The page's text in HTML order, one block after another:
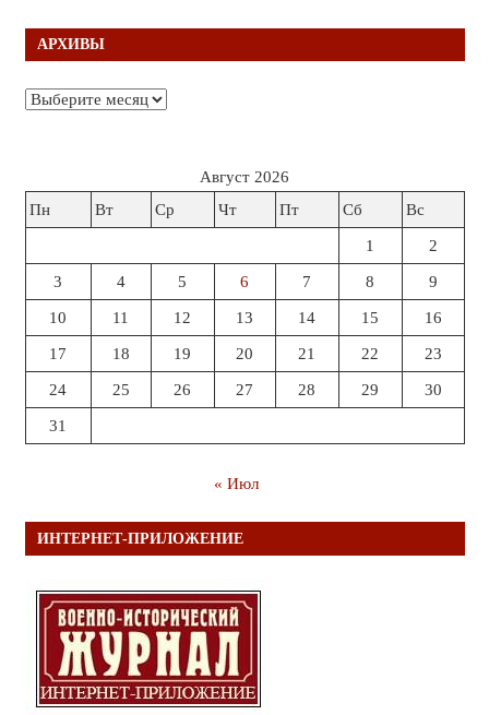
АРХИВЫ
Архивы
Август 2026
Пн
Вт Ср Чт Пт Сб Вс
1 2
3 4 5 6 7 8 9
10 11 12 13 14 15 16
17 18 19 20 21 22 23
24 25 26 27 28 29 30
31
« Июл
ИНТЕРНЕТ-ПРИЛОЖЕНИЕ